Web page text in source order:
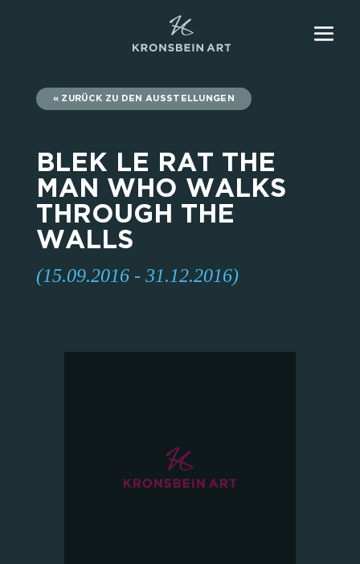
ZURÜCK ZU DEN AUSSTELLUNGEN
BLEK LE RAT THE
MAN WHO WALKS
THROUGH THE
WALLS
(15.09.2016 - 31.12.2016)